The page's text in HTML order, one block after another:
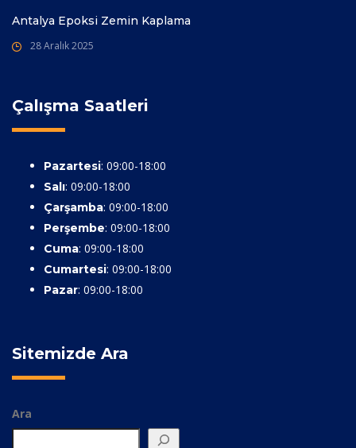
Antalya Epoksi Zemin Kaplama
28 Aralık 2025
Çalışma Saatleri
Pazartesi: 09:00-18:00
Salı: 09:00-18:00
Çarşamba: 09:00-18:00
Perşembe: 09:00-18:00
Cuma: 09:00-18:00
Cumartesi: 09:00-18:00
Pazar: 09:00-18:00
Sitemizde Ara
Ara